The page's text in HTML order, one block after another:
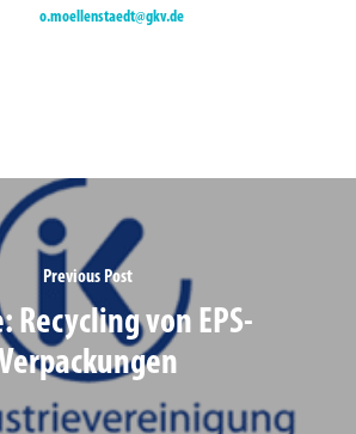
o.moellenstaedt@gkv.de
Previous Post
Recycling von EPS-